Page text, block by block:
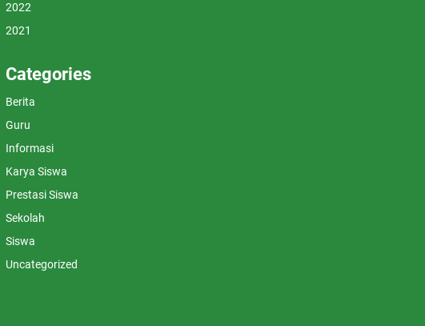
2022
2021
Categories
Berita
Guru
Informasi
Karya Siswa
Prestasi Siswa
Sekolah
Siswa
Uncategorized